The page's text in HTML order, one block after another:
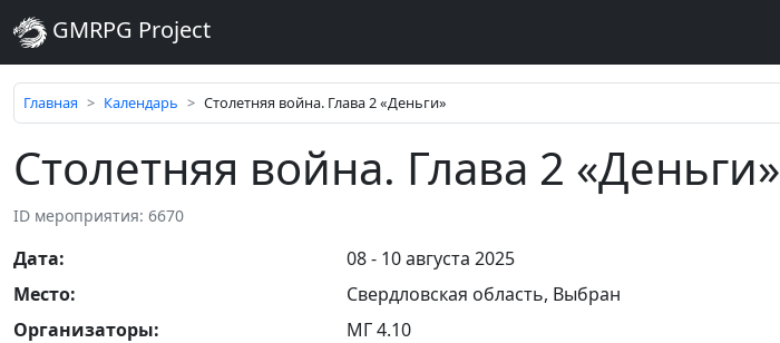
GMRPG Project
Главная Календарь Столетняя война. Глава 2 «Деньги»
Столетняя война. Глава 2 «Деньги»
ID мероприятия: 6670
Дата:
08 - 10 августа 2025
Место: Свердловская область, Выбран
Организаторы:
МГ 4.10